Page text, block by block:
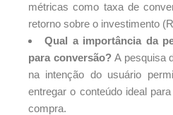
métricas como taxa de
retorno sobre o investimento
Qual a importância da
para conversão?A pesquisa
na intenção do usuário
entregar o conteúdo ideal
compra.